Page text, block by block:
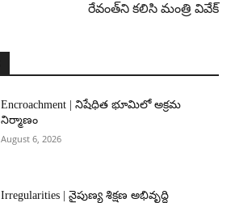
రేవంత్‌ని కలిసి మంత్రి వివేక్
Encroachment | నిషేధిత భూమిలో అక్రమ
నిర్మాణం
August 6, 2026
Irregularities | నైపుణ్య శిక్షణ అభివృద్ధి